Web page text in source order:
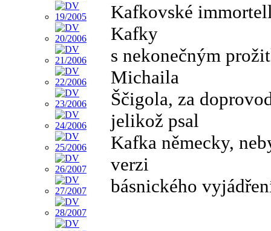
Kafkovské
Kafky
s nekonečným
Michaila
Ščigola, za
jelikož psal
Kafka německy,
verzi
básnického